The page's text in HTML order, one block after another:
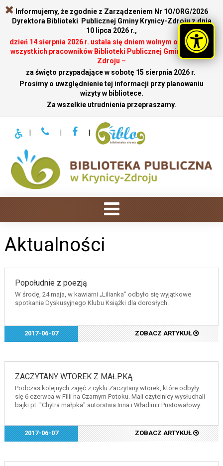
Informujemy, że zgodnie z Zarządzeniem Nr 1O/ORG/2026
Dyrektora Biblioteki Publicznej Gminy Krynicy-Zdroju z dnia
10 lipca 2026 r.,
dzień 14 sierpnia 2026 r. ustala się dniem wolnym od pracy dla
wszystkich pracowników Biblioteki Publicznej Gminy Krynicy-
Zdroju –
za święto przypadające w sobotę 15 sierpnia 2026 r.
Prosimy o uwzględnienie tej informacji przy planowaniu
wizyty w bibliotece.
Za wszelkie utrudnienia przepraszamy.
Aktualności
Popołudnie z poezją
W środę, 24 maja, w kawiarni „Lilianka” odbyło się wyjątkowe
spotkanie Dyskusyjnego Klubu Książki dla dorosłych.
2017-06-07 ZOBACZ ARTYKUŁ
ZACZYTANY WTOREK Z MAŁPKĄ
Podczas kolejnych zajęć z cyklu Zaczytany wtorek, które odbyły
się 6 czerwca w Filii na Czarnym Potoku. Mali czytelnicy wysłuchali
bajki pt. "Chytra małpka" autorstwa Irina i Władimir Pustowałowy.
2017-06-07 ZOBACZ ARTYKUŁ